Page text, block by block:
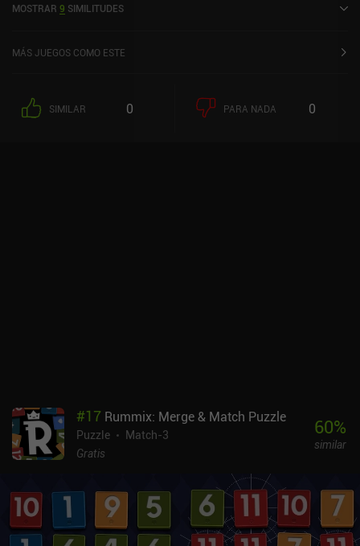
City», de Reiner Knizia, se lanzó en agosto de 2025 y tiene
4,3 sobre 5,0 en la App Store de iOS.
MOSTRAR 9 SIMILITUDES
MÁS JUEGOS COMO ESTE
SIMILAR 0 PARA NADA 0
#17 Rummix: Merge & Match Puzzle
Puzzle
Match-3
Gratis
60%
similar